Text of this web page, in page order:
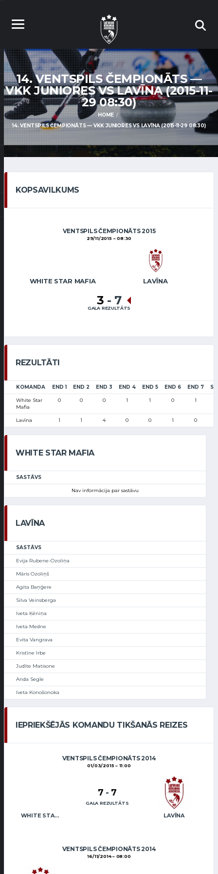
14. VENTSPILS ČEMPIONĀTS —
VKK JUNIORES VS LAVĪNA (2015-11-
29 08:30)
HOME
14. VENTSPILS ČEMPIONĀTS — VKK JUNIORES VS LAVĪNA (2015-11-29 08:30)
KOPSAVILKUMS
VENTSPILS ČEMPIONĀTS 2015
29/11/2015 08:30
WHITE STAR MAFIA LAVĪNA
3 - 7
GALA REZULTĀTS
REZULTĀTI
KOMANDA END 1 END 2 END 3 END 4 END 5 END 6 END 7
White Star
Mafia
0 0 0 1 1 0 1
Lavīna 1 1 4 0 0 1 0
WHITE STAR MAFIA
SASTĀVS
Nav informācija par sastāvu
LAVĪNA
SASTĀVS
Evija Rubene-Ozoliņa
Māris Ozoliņš
Agita Baņģere
Silva Veinsberga
Iveta Ķēniņa
Iveta Medne
Evita Vangrava
Kristīne Irbe
Judīte Matisone
Anda Segle
Iveta Konošonoka
IEPRIEKŠĒJĀS KOMANDU TIKŠANĀS REIZES
VENTSPILS ČEMPIONĀTS 2014
01/03/2015 11:00
WHITE STAR MAFIA LAVĪNA
7 - 7
GALA REZULTĀTS
VENTSPILS ČEMPIONĀTS 2014
16/11/2014 08:00